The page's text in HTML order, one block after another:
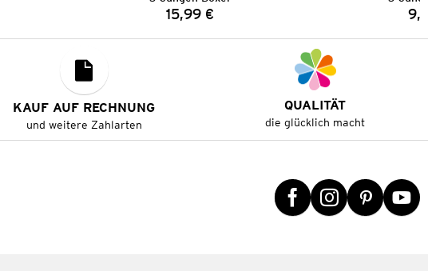
Preis:
15,99 €
KAUF AUF RECHNUNG
und weitere Zahlarten
QUALITÄT
die glücklich macht